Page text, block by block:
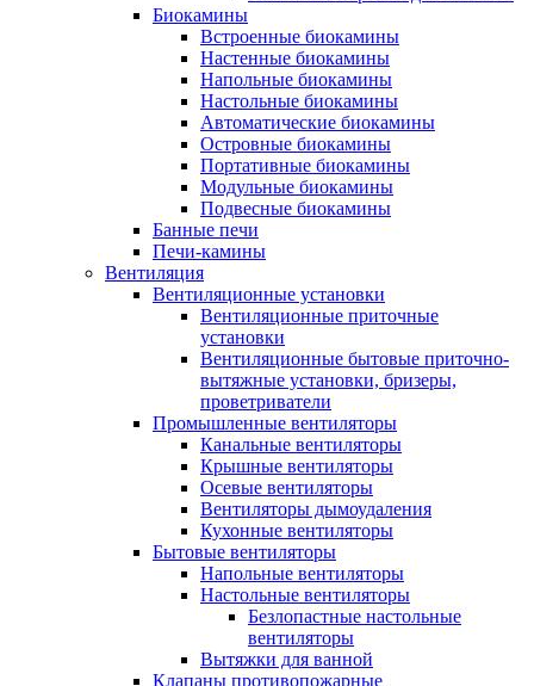
Биокамины
Встроенные биокамины
Настенные биокамины
Напольные биокамины
Настольные биокамины
Автоматические биокамины
Островные биокамины
Портативные биокамины
Модульные биокамины
Подвесные биокамины
Банные печи
Печи-камины
Вентиляция
Вентиляционные установки
Вентиляционные приточные
установки
Вентиляционные бытовые приточно-
вытяжные установки, бризеры,
проветриватели
Промышленные вентиляторы
Канальные вентиляторы
Крышные вентиляторы
Осевые вентиляторы
Вентиляторы дымоудаления
Кухонные вентиляторы
Бытовые вентиляторы
Напольные вентиляторы
Настольные вентиляторы
Безлопастные настольные
вентиляторы
Вытяжки для ванной
Клапаны противопожарные